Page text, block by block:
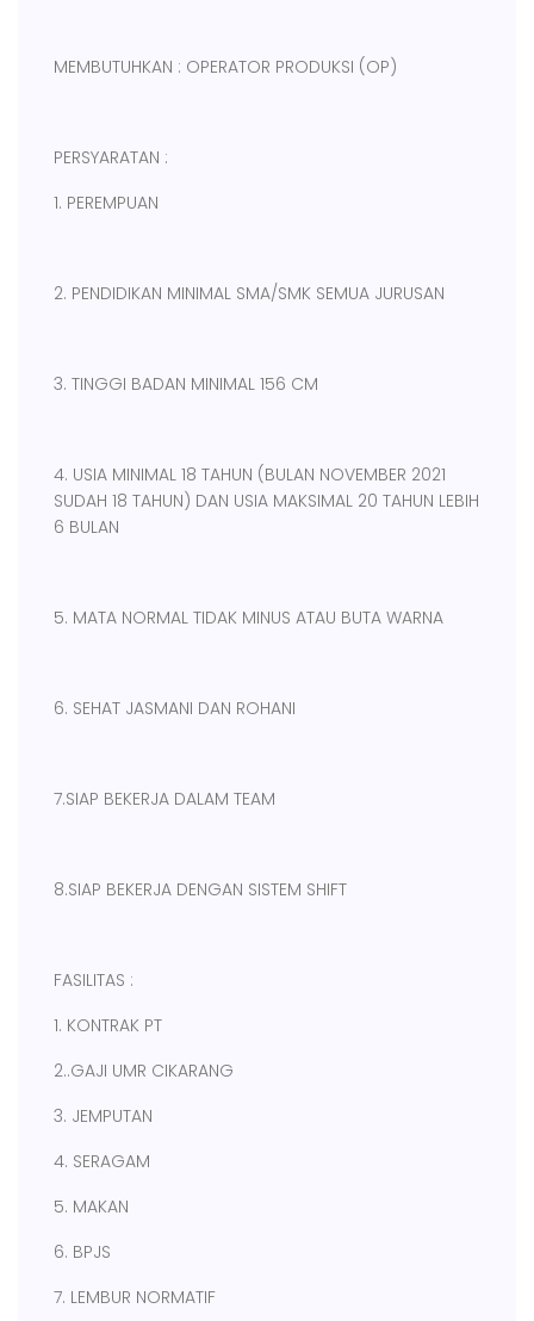
MEMBUTUHKAN : OPERATOR PRODUKSI (OP)
PERSYARATAN :
1. PEREMPUAN
2. PENDIDIKAN MINIMAL SMA/SMK SEMUA JURUSAN
3. TINGGI BADAN MINIMAL 156 CM
4. USIA MINIMAL 18 TAHUN (BULAN NOVEMBER 2021
SUDAH 18 TAHUN) DAN USIA MAKSIMAL 20 TAHUN LEBIH
6 BULAN
5. MATA NORMAL TIDAK MINUS ATAU BUTA WARNA
6. SEHAT JASMANI DAN ROHANI
7.SIAP BEKERJA DALAM TEAM
8.SIAP BEKERJA DENGAN SISTEM SHIFT
FASILITAS :
1. KONTRAK PT
2..GAJI UMR CIKARANG
3. JEMPUTAN
4. SERAGAM
5. MAKAN
6. BPJS
7. LEMBUR NORMATIF